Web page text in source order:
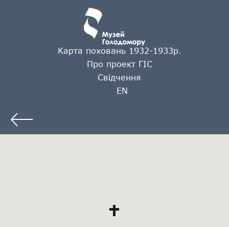
Карта поховань 1932-1933р.
Про проект ГІС
Свідчення
EN